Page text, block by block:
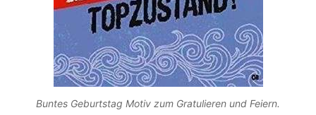
Buntes Geburtstag Motiv zum Gratulieren und Feiern.